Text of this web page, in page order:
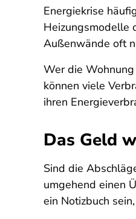
Energiekrise
Heizungsmodelle
Außenwände oft
Wer die
können viele
ihren
Das Geld
Sind die
umgehend einen
ein Notizbuch